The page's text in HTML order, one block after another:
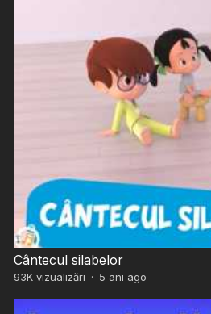
Cântecul silabelor
93Kvizualizări · 5 ani ago